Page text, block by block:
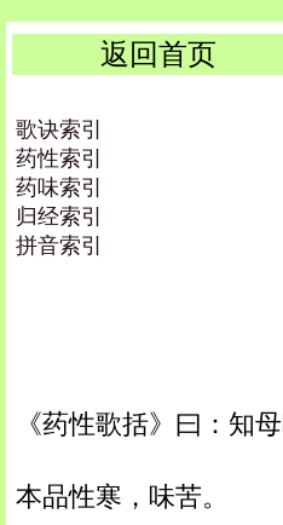
返回首页
歌诀索引
药性索引
药味索引
归经索引
拼音索引
《药性歌括》曰：知
本品性寒，味苦。